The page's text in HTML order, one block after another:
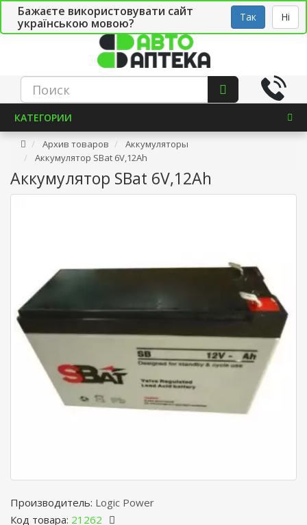
Бажаєте використовувати сайт
українською мовою?
Так Ні
СТО Укр
КАТЕГОРИИ
Архив товаров
Аккумуляторы
Аккумулятор SBat 6V,12Ah
Аккумулятор SBat 6V,12Ah
Производитель: Logic Power
Код товара: 21262